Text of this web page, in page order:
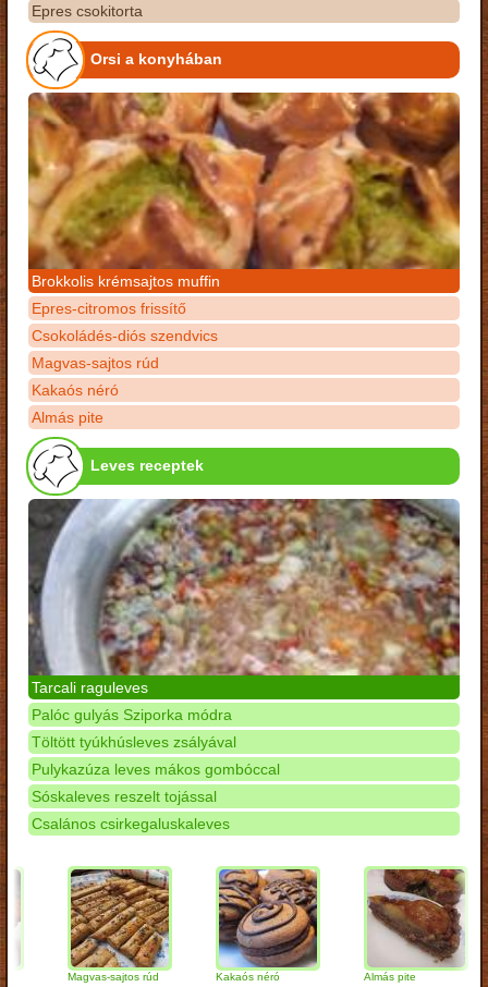
Epres csokitorta
Orsi a konyhában
Brokkolis krémsajtos muffin
Epres-citromos frissítő
Csokoládés-diós szendvics
Magvas-sajtos rúd
Kakaós néró
Almás pite
Leves receptek
Tarcali raguleves
Palóc gulyás Sziporka módra
Töltött tyúkhúsleves zsályával
Pulykazúza leves mákos gombóccal
Sóskaleves reszelt tojással
Csalános csirkegaluskaleves
Magvas-sajtos rúd Kakaós néró Almás pite